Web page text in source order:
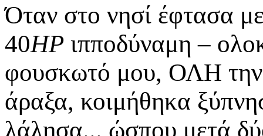
Όταν στο νησί έφτασα
40ΗΡ ιπποδύναμη –
φουσκωτό μου, ΟΛΗ την
άραξα, κοιμήθηκα
λάλησα... ώσπου μετά